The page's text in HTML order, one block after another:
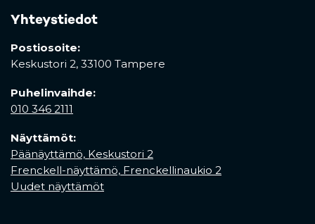
Yhteystiedot
Postiosoite:
Keskustori 2, 33100 Tampere
Puhelinvaihde:
010 346 2111
Näyttämöt:
Päänäyttämö, Keskustori 2
Frenckell-näyttämö, Frenckellinaukio 2
Uudet näyttämöt